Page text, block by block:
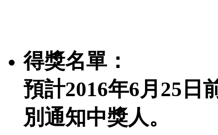
得獎名單：
預計2016年6月25日
別通知中獎人。